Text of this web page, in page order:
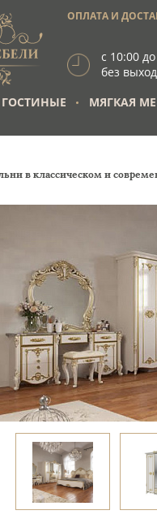
ОПЛАТА И
с 10:00
без
ГОСТИНЫЕ МЯГКАЯ
в классическом и